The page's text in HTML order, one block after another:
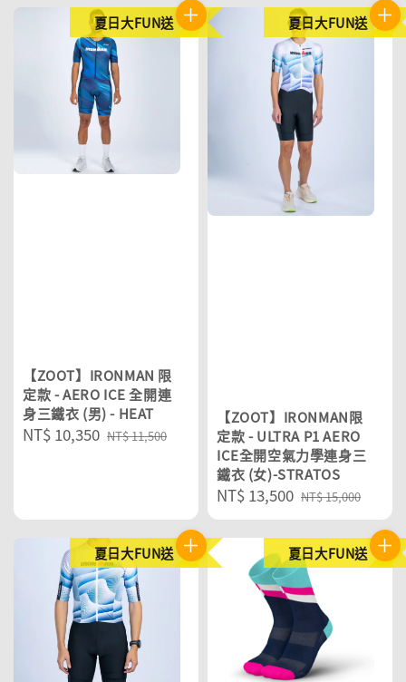
夏日大FUN送
【ZOOT】IRONMAN 限
定款 - AERO ICE 全開連
身三鐵衣 (男) - HEAT
Sale
NT$ 10,350 Regular
NT$ 11,500
夏日大FUN送
【ZOOT】IRONMAN限
定款 - ULTRA P1 AERO
ICE全開空氣力學連身三
鐵衣 (女)-STRATOS
Sale
price
NT$ 13,500 Regular
price
NT$ 15,000
夏日大FUN送 夏日大FUN送